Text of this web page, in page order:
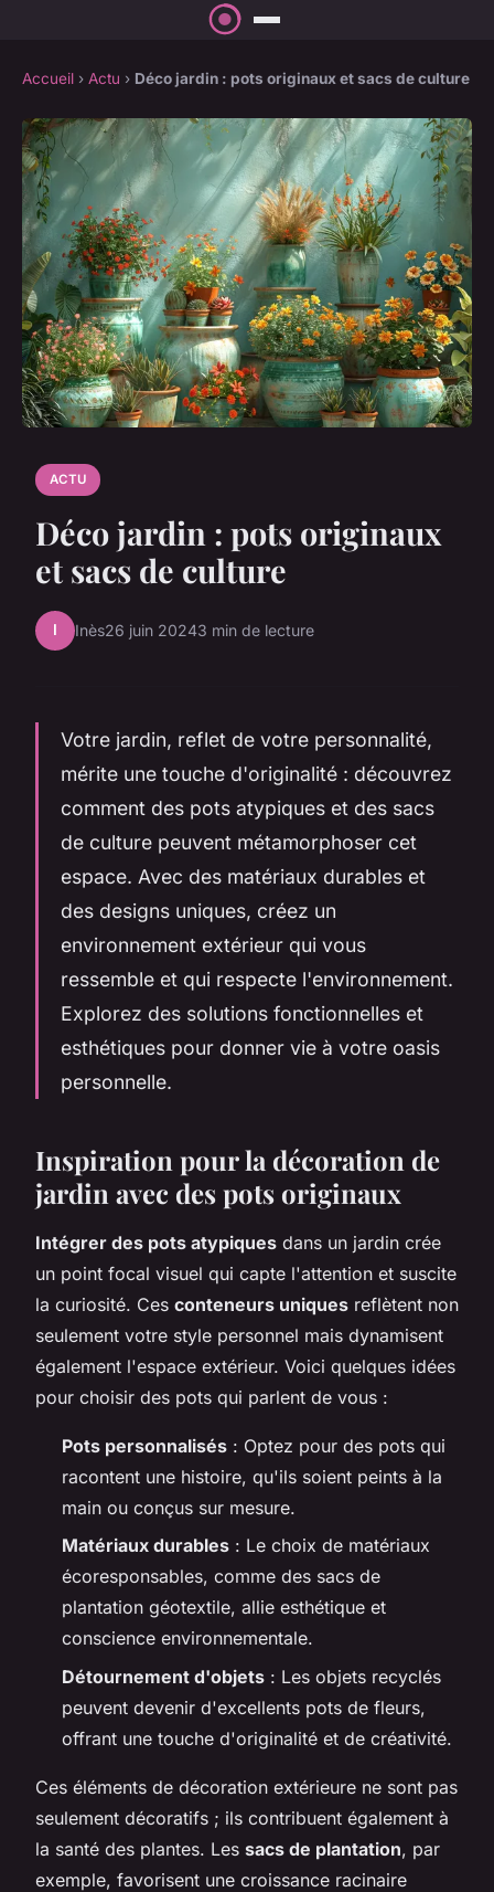
Accueil › Actu › Déco jardin : pots originaux et sacs de culture
ACTU
Déco jardin : pots originaux
et sacs de culture
I Inès26 juin 20243 min de lecture
Votre jardin, reflet de votre personnalité,
mérite une touche d'originalité : découvrez
comment des pots atypiques et des sacs
de culture peuvent métamorphoser cet
espace. Avec des matériaux durables et
des designs uniques, créez un
environnement extérieur qui vous
ressemble et qui respecte l'environnement.
Explorez des solutions fonctionnelles et
esthétiques pour donner vie à votre oasis
personnelle.
Inspiration pour la décoration de
jardin avec des pots originaux
Intégrer des pots atypiques dans un jardin crée
un point focal visuel qui capte l'attention et suscite
la curiosité. Ces conteneurs uniques reflètent non
seulement votre style personnel mais dynamisent
également l'espace extérieur. Voici quelques idées
pour choisir des pots qui parlent de vous :
Pots personnalisés : Optez pour des pots qui
racontent une histoire, qu'ils soient peints à la
main ou conçus sur mesure.
Matériaux durables : Le choix de matériaux
écoresponsables, comme des sacs de
plantation géotextile, allie esthétique et
conscience environnementale.
Détournement d'objets : Les objets recyclés
peuvent devenir d'excellents pots de fleurs,
offrant une touche d'originalité et de créativité.
Ces éléments de décoration extérieure ne sont pas
seulement décoratifs ; ils contribuent également à
la santé des plantes. Les sacs de plantation, par
exemple, favorisent une croissance racinaire